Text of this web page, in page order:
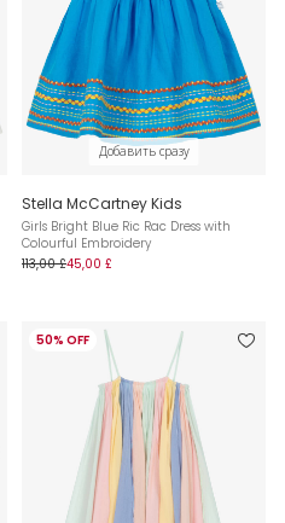
Добавить сразу
Stella McCartney Kids
Girls Bright Blue Ric Rac Dress with
Colourful Embroidery
113,00 £45,00 £
50% OFF